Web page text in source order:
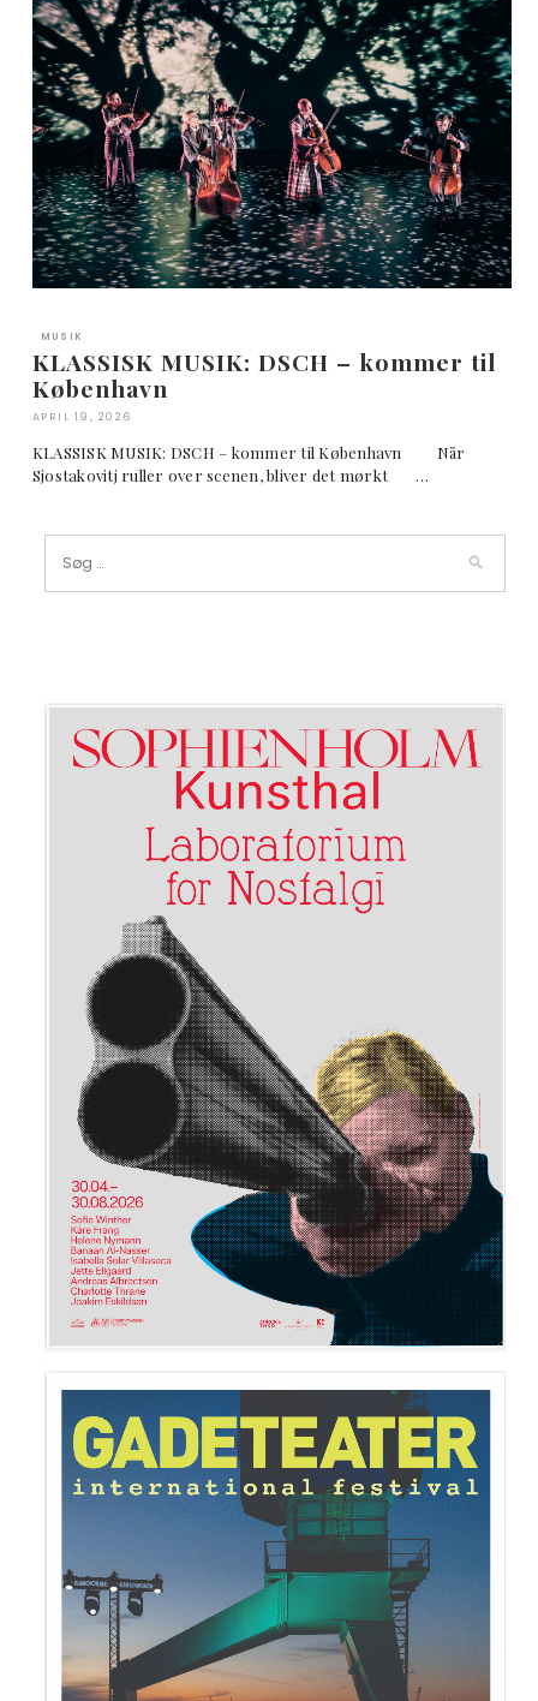
MUSIK
KLASSISK MUSIK: DSCH – kommer til
København
APRIL 19, 2026
KLASSISK MUSIK: DSCH – kommer til København Når
Sjostakovitj ruller over scenen, bliver det mørkt …